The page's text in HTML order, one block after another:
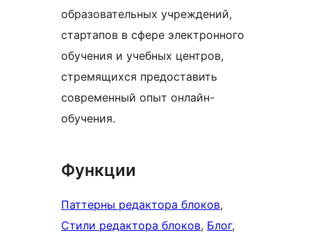
образовательных учреждений,
стартапов в сфере электронного
обучения и учебных центров,
стремящихся предоставить
современный опыт онлайн-
обучения.
Функции
Паттерны редактора блоков
Стили редактора блоков, Блог